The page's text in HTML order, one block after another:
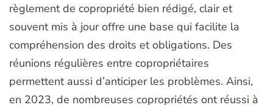
règlement de copropriété bien rédigé, clair et
souvent mis à jour offre une base qui facilite la
compréhension des droits et obligations. Des
réunions régulières entre copropriétaires
permettent aussi d’anticiper les problèmes. Ainsi,
en 2023, de nombreuses copropriétés ont réussi à